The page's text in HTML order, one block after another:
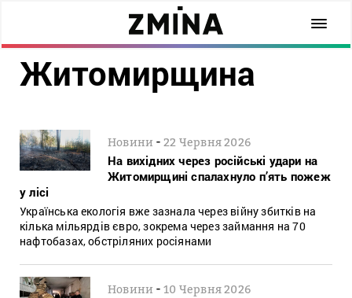
Житомирщина
Новини -22 Червня 2026
На вихідних через російські удари на
Житомирщині спалахнуло п’ять пожеж
у лісі
Українська екологія вже зазнала через війну збитків на
кілька мільярдів євро, зокрема через займання на 70
нафтобазах, обстріляних росіянами
Новини -10 Червня 2026